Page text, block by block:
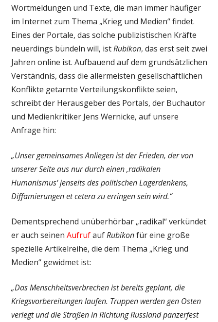
Wortmeldungen und Texte, die man immer häufiger
im Internet zum Thema „Krieg und Medien“ findet.
Eines der Portale, das solche publizistischen Kräfte
neuerdings bündeln will, istRubikon, das erst seit zwei
Jahren online ist. Aufbauend auf dem grundsätzlichen
Verständnis, dass die allermeisten gesellschaftlichen
Konflikte getarnte Verteilungskonflikte seien,
schreibt der Herausgeber des Portals, der Buchautor
und Medienkritiker Jens Wernicke, auf unsere
Anfrage hin:
„Unser gemeinsames Anliegen ist der Frieden, der von
unserer Seite aus nur durch einen ‚radikalen
Humanismus‘ jenseits des politischen Lagerdenkens,
Diffamierungen et cetera zu erringen sein wird.“
Dementsprechend unüberhörbar „radikal“ verkündet
er auch seinen AufrufaufRubikonfür eine große
spezielle Artikelreihe, die dem Thema „Krieg und
Medien“ gewidmet ist:
„Das Menschheitsverbrechen ist bereits geplant, die
Kriegsvorbereitungen laufen. Truppen werden gen Osten
verlegt und die Straßen in Richtung Russland panzerfest